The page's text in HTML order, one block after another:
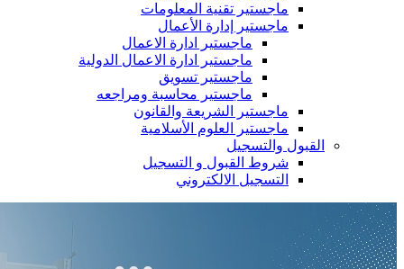
ماجستير تقنية المعلومات
ماجستير إدارة الأعمال
ماجستير ادارة الاعمال
ماجستير ادارة الاعمال الدولية
ماجستير تسويق
ماجستير محاسبة ومراجعه
ماجستير الشريعة والقانون
ماجستير العلوم الأسلامية
القبول والتسجيل
شروط القبول و التسجيل
التسجيل الالكتروني